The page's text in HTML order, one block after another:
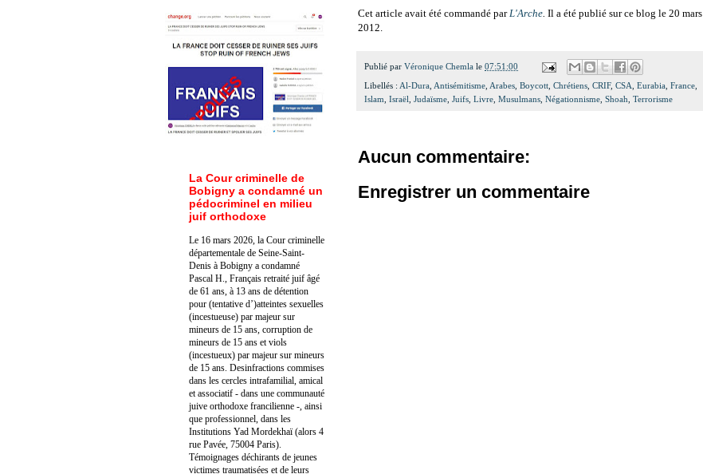
Cet article avait été commandé parL'Arche. Il a été publié sur ce blog le 20 mars
2012.
Publié par Véronique Chemla le 07:51:00
Libellés : Al-Dura, Antisémitisme, Arabes, Boycott, Chrétiens, CRIF, CSA, Eurabia, France,
Islam, Israël, Judaïsme, Juifs, Livre, Musulmans, Négationnisme, Shoah, Terrorisme
Aucun commentaire:
Enregistrer un commentaire
La Cour criminelle de
Bobigny a condamné un
pédocriminel en milieu
juif orthodoxe
Le 16 mars 2026, la Cour criminelle
départementale de Seine-Saint-
Denis à Bobigny a condamné
Pascal H., Français retraité juif âgé
de 61 ans, à 13 ans de détention
pour (tentative d’)atteintes sexuelles
(incestueuse) par majeur sur
mineurs de 15 ans, corruption de
mineurs de 15 ans et viols
(incestueux) par majeur sur mineurs
de 15 ans. Desinfractions commises
dans les cercles intrafamilial, amical
et associatif - dans une communauté
juive orthodoxe francilienne -, ainsi
que professionnel, dans les
Institutions Yad Mordekhaï (alors 4
rue Pavée, 75004 Paris).
Témoignages déchirants de jeunes
victimes traumatisées et de leurs